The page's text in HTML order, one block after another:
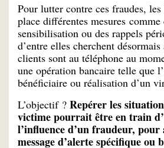
Pour lutter contre ces fraudes, les
place différentes mesures comme
sensibilisation ou des rappels
d’entre elles cherchent
clients sont au téléphone au
une opération bancaire telle que
bénéficiaire ou réalisation d’un
L’objectif ? Repérer les
victime pourrait être en train
l’influence d’un fraudeur,
message d’alerte spécifique ou